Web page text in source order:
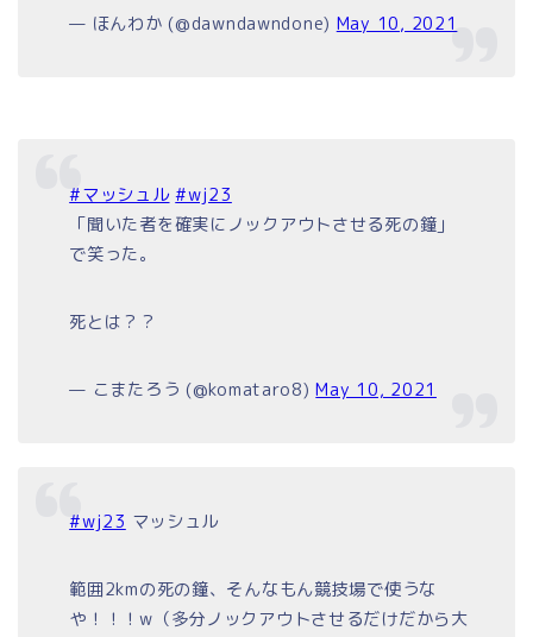
— ほんわか (@dawndawndone) May 10, 2021
#マッシュル #wj23
「聞いた者を確実にノックアウトさせる死の鐘」
で笑った。
死とは？？
— こまたろう (@komataro8)May 10, 2021
#wj23 マッシュル
範囲2kmの死の鐘、そんなもん競技場で使うな
や！！！w（多分ノックアウトさせるだけだから大